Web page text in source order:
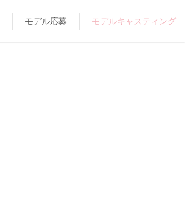
モデル応募 モデルキャスティング